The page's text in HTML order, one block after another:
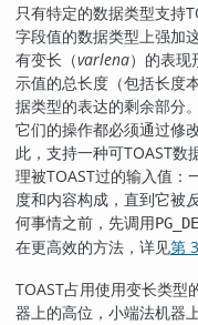
只有特定的数据类型支持
字段值的数据类型上强加
有变长（varlena）的表现
示值的总长度（包括长度
据类型的表达的剩余部分
它们的操作都必须通过修
此，支持一种可TOAST数
理被TOAST过的输入值：
度和内容构成，直到它被
何事情之前，先调用
在更高效的方法，详见第
TOAST占用使用变长类型
器上的高位，小端法机器